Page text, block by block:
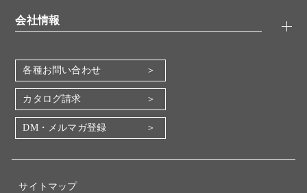
機器・消耗品
会社情報
会社概要
地図・アクセス（本社）
IR情報
電子公告
各種お問い合わせ
カタログ請求
DM・メルマガ登録
サイトマップ